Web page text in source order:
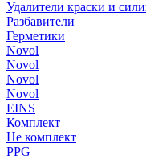
Удалители краски и
Разбавители
Герметики
Novol
Novol
Novol
Novol
EINS
Комплект
Не комплект
PPG